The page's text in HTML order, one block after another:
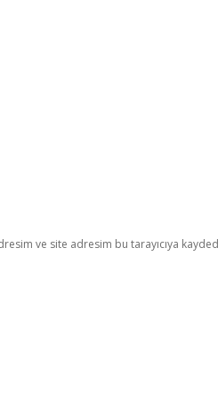
ve site adresim bu tarayıcıya